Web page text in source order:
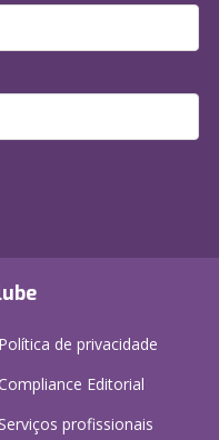
Política de privacidade
Editorial
Serviços profissionais